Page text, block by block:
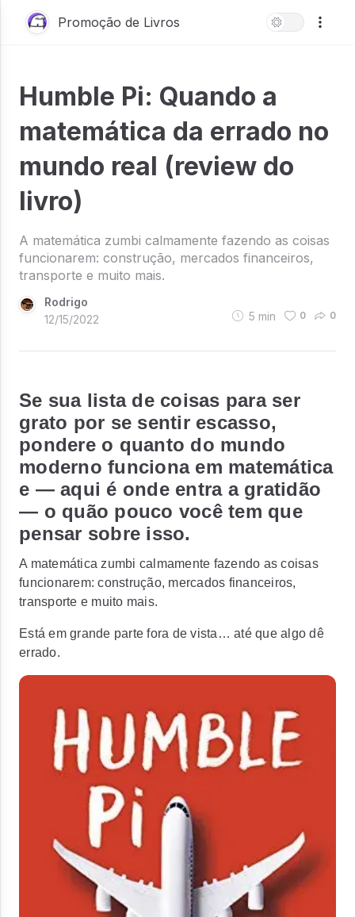
Promoção de Livros
Humble Pi: Quando a
matemática da errado no
mundo real (review do
livro)
A matemática zumbi calmamente fazendo as coisas
funcionarem: construção, mercados financeiros,
transporte e muito mais.
Rodrigo
12/15/2022
5 min 0 0
Se sua lista de coisas para ser
grato por se sentir escasso,
pondere o quanto do mundo
moderno funciona em matemática
e — aqui é onde entra a gratidão
— o quão pouco você tem que
pensar sobre isso.
A matemática zumbi calmamente fazendo as coisas
funcionarem: construção, mercados financeiros,
transporte e muito mais.
Está em grande parte fora de vista… até que algo dê
errado.